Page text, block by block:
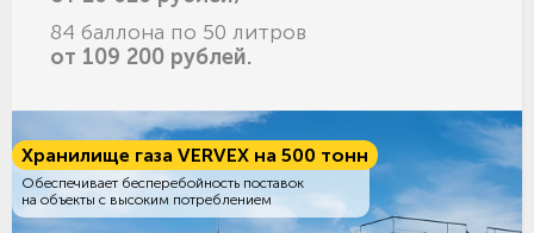
84 баллона по 50 литров
от 109 200 рублей.
Хранилище газа VERVEX на 500 тонн
Обеспечивает бесперебойность поставок
на объекты с высоким потреблением